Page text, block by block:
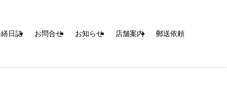
日誌 お問合せ お知らせ 店舗案内 郵送依頼